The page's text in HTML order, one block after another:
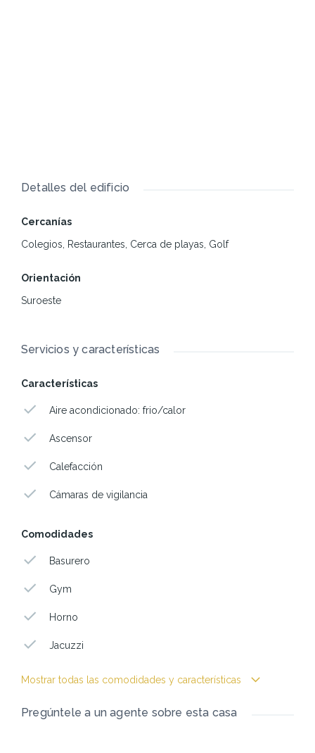
Detalles del edificio
Cercanías
Colegios, Restaurantes, Cerca de playas, Golf
Orientación
Suroeste
Servicios y características
Características
Aire acondicionado: frio/calor
Ascensor
Calefacción
Cámaras de vigilancia
Comodidades
Basurero
Gym
Horno
Jacuzzi
Mostrar todas las comodidades y características
Pregúntele a un agente sobre esta casa